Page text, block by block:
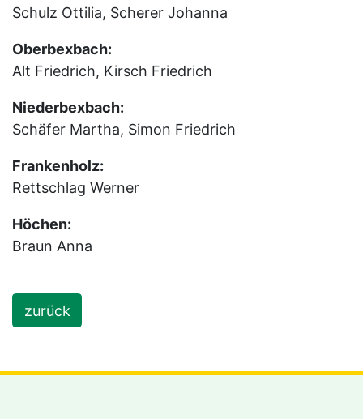
Schulz Ottilia, Scherer Johanna
Oberbexbach:
Alt Friedrich, Kirsch Friedrich
Niederbexbach:
Schäfer Martha, Simon Friedrich
Frankenholz:
Rettschlag Werner
Höchen:
Braun Anna
zurück